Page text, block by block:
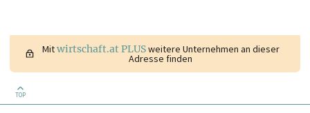
Mitwirtschaft.at PLUSweitere Unternehmen an dieser
Adresse finden
TOP